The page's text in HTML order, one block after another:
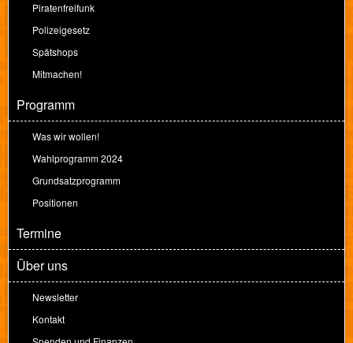
Piratenfreifunk
Polizeigesetz
Spätshops
Mitmachen!
Programm
Was wir wollen!
Wahlprogramm 2024
Grundsatzprogramm
Positionen
Termine
Über uns
Newsletter
Kontakt